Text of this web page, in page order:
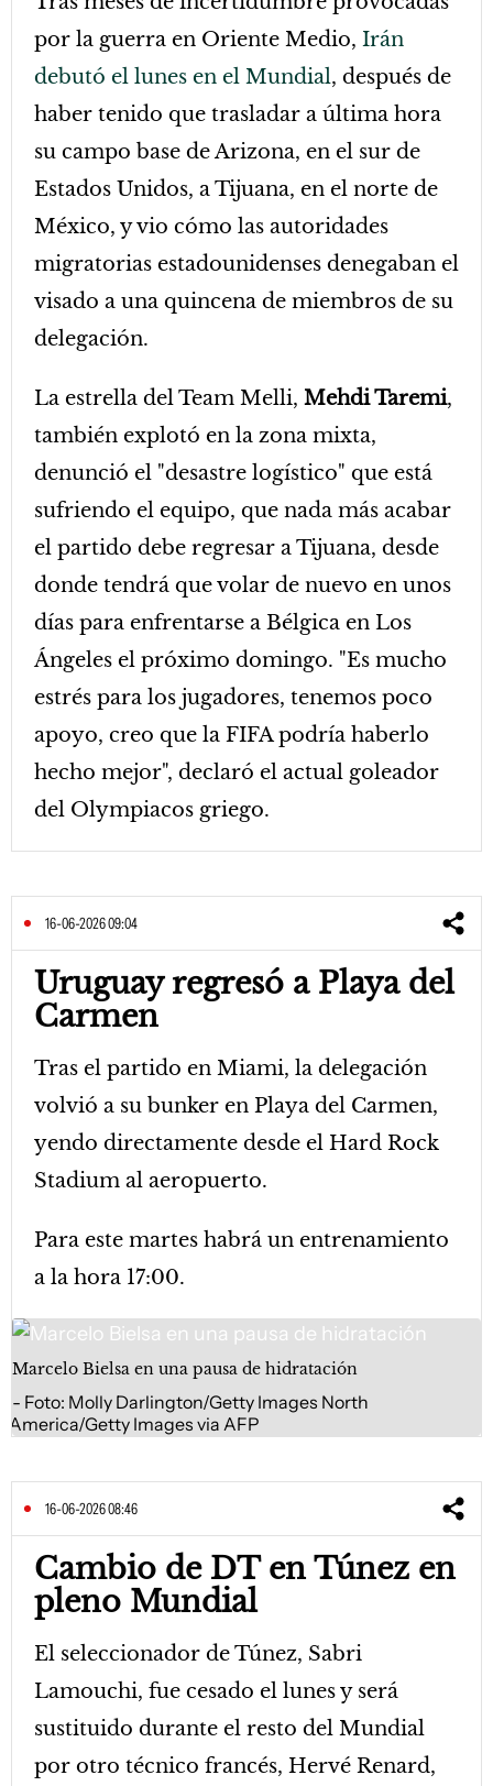
por la guerra en Oriente Medio, Irán
debutó el lunes en el Mundial, después de
haber tenido que trasladar a última hora
su campo base de Arizona, en el sur de
Estados Unidos, a Tijuana, en el norte de
México, y vio cómo las autoridades
migratorias estadounidenses denegaban el
visado a una quincena de miembros de su
delegación.
La estrella del Team Melli, Mehdi Taremi,
también explotó en la zona mixta,
denunció el "desastre logístico" que está
sufriendo el equipo, que nada más acabar
el partido debe regresar a Tijuana, desde
donde tendrá que volar de nuevo en unos
días para enfrentarse a Bélgica en Los
Ángeles el próximo domingo. "Es mucho
estrés para los jugadores, tenemos poco
apoyo, creo que la FIFA podría haberlo
hecho mejor", declaró el actual goleador
del Olympiacos griego.
16-06-2026 09:04
Uruguay regresó a Playa del
Carmen
Tras el partido en Miami, la delegación
volvió a su bunker en Playa del Carmen,
yendo directamente desde el Hard Rock
Stadium al aeropuerto.
Para este martes habrá un entrenamiento
a la hora 17:00.
Marcelo Bielsa en una pausa de hidratación
Foto: Molly Darlington/Getty Images North
America/Getty Images via AFP
16-06-2026 08:46
Cambio de DT en Túnez en
pleno Mundial
El seleccionador de Túnez, Sabri
Lamouchi, fue cesado el lunes y será
sustituido durante el resto del Mundial
por otro técnico francés, Hervé Renard,